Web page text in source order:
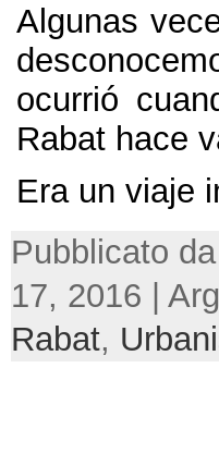
Algunas
ocurrió
Rabat hace
Era un viaje
Pubblicato
17, 2016 |
Rabat,